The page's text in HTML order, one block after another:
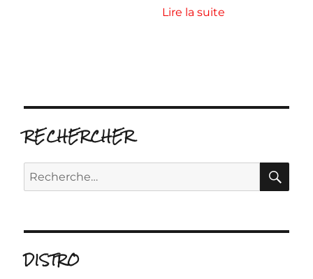
Lire la suite
RECHERCHER
Recherche
pour :
DISTRO